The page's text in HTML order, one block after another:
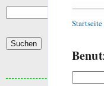
Startseite